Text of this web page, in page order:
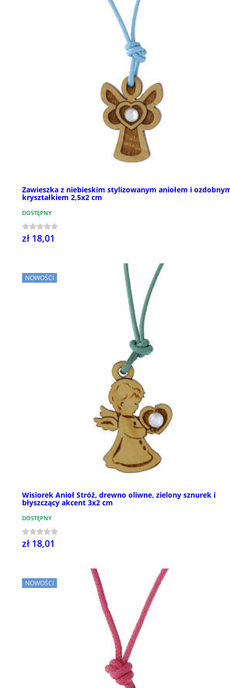
Zawieszka z niebieskim stylizowanym aniołem i
kryształkiem 2,5x2 cm
DOSTĘPNY
zł 18,01
NOWOŚCI
Wisiorek Anioł Stróż, drewno oliwne, zielony sznurek i
błyszczący akcent 3x2 cm
DOSTĘPNY
zł 18,01
NOWOŚCI